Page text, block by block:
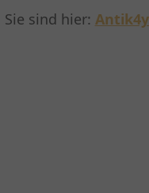
Sie sind hier: